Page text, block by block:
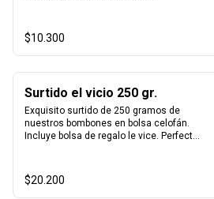
caramelos y mazapanes.
$10.300
Surtido el vicio 250 gr.
Exquisito surtido de 250 gramos de
nuestros bombones en bolsa celofán.
Incluye bolsa de regalo le vice. Perfecta
$20.200